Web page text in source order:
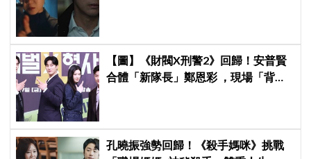
【圖】《財閥X刑警2》回歸！安普賢
合體「新隊長」鄭恩彩 ，現場「背靠
孔曉振強勢回歸！《殺手媽咪》挑戰